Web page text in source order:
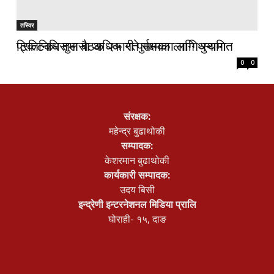
तस्विर
टिकटकर तुलसा अधिकारी पुर्पक्षका लागि थुनामा
0
तस्विर
प्रतिनिधिसभा बैठक २५ गते सम्मका लागि स्थगित
0
संरक्षक:
महेन्द्र बुढाथोकी
सम्पादक:
केशरमान बुढाथोकी
कार्यकारी सम्पादक:
उदय बिसी
इन्द्रेणी इन्टरनेशनल मिडिया प्रालि
घोराही- १५, दाङ